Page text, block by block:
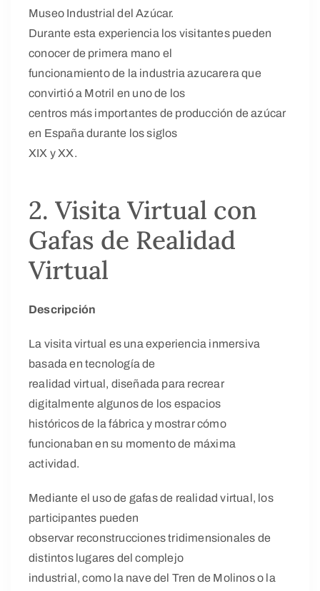
Museo Industrial del Azúcar.
Durante esta experiencia los visitantes pueden
conocer de primera mano el
funcionamiento de la industria azucarera que
convirtió a Motril en uno de los
centros más importantes de producción de azúcar
en España durante los siglos
XIX y XX.
2. Visita Virtual con
Gafas de Realidad
Virtual
Descripción
La visita virtual es una experiencia inmersiva
basada en tecnología de
realidad virtual, diseñada para recrear
digitalmente algunos de los espacios
históricos de la fábrica y mostrar cómo
funcionaban en su momento de máxima
actividad.
Mediante el uso de gafas de realidad virtual, los
participantes pueden
observar reconstrucciones tridimensionales de
distintos lugares del complejo
industrial, como la nave del Tren de Molinos o la